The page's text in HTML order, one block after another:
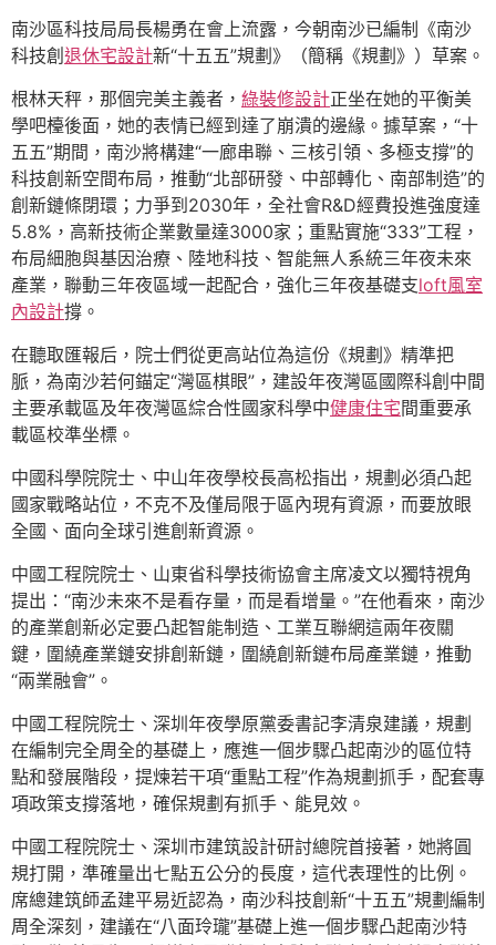
南沙區科技局局長楊勇在會上流露，今朝南沙已編制《南沙
科技創 退休宅設計新“十五五”規劃》（簡稱《規劃》）草案。
根林天秤，那個完美主義者， 綠裝修設計正坐在她的平衡美
學吧檯後面，她的表情已經到達了崩潰的邊緣。據草案，“十
五五”期間，南沙將構建“一廊串聯、三核引領、多極支撐”的
科技創新空間布局，推動“北部研發、中部轉化、南部制造”的
創新鏈條閉環；力爭到2030年，全社會R&D經費投進強度達
5.8%，高新技術企業數量達3000家；重點實施“333”工程，
布局細胞與基因治療、陸地科技、智能無人系統三年夜未來
產業，聯動三年夜區域一起配合，強化三年夜基礎支loft風室
內設計撐。
在聽取匯報后，院士們從更高站位為這份《規劃》精準把
脈，為南沙若何錨定“灣區棋眼”，建設年夜灣區國際科創中間
主要承載區及年夜灣區綜合性國家科學中健康住宅間重要承
載區校準坐標。
中國科學院院士、中山年夜學校長高松指出，規劃必須凸起
國家戰略站位，不克不及僅局限于區內現有資源，而要放眼
全國、面向全球引進創新資源。
中國工程院院士、山東省科學技術協會主席凌文以獨特視角
提出：“南沙未來不是看存量，而是看增量。”在他看來，南沙
的產業創新必定要凸起智能制造、工業互聯網這兩年夜關
鍵，圍繞產業鏈安排創新鏈，圍繞創新鏈布局產業鏈，推動
“兩業融會”。
中國工程院院士、深圳年夜學原黨委書記李清泉建議，規劃
在編制完全周全的基礎上，應進一個步驟凸起南沙的區位特
點和發展階段，提煉若干項“重點工程”作為規劃抓手，配套專
項政策支撐落地，確保規劃有抓手、能見效。
中國工程院院士、深圳市建筑設計研討總院首接著，她將圓
規打開，準確量出七點五公分的長度，這代表理性的比例。
席總建筑師孟建平易近認為，南沙科技創新“十五五”規劃編制
周全深刻，建議在“八面玲瓏”基礎上進一個步驟凸起南沙特